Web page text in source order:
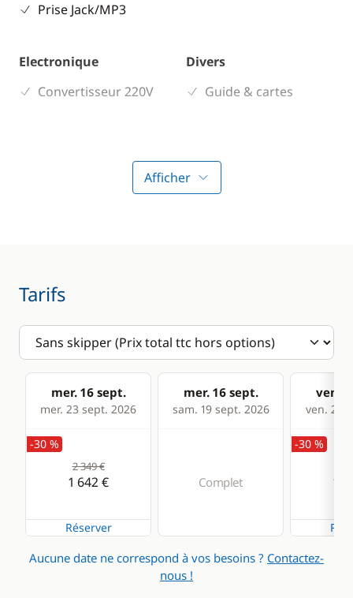
Prise Jack/MP3
Electronique
Convertisseur 220V
Divers
Guide & cartes
Bossoir électrique
Afficher
Tarifs
mer. 16 sept.
mer. 23 sept. 2026
mer. 16 sept.
sam. 19 sept. 2026
ven.
ven. 25
-30 %
2 349 €
1 642 €
Réserver
Complet
-30 %
1
Aucune date ne correspond à vos besoins ? Contactez-
nous !